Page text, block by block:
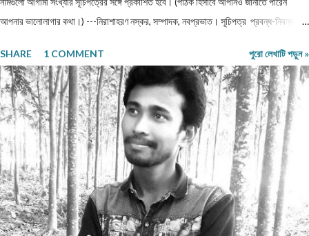
আপনার ভালোলাগার কথা।) ---নিরাশাহরণ নস্কর, সম্পাদক, নবপ্রভাত। সূচিপত্র প্রবন্ধ-নিবন্ধ-
থেকে পতন : অনিক দত্ত ও মানুষের নিঃশ... প্রবন্ধ ।। ধাঙড় ।। মোঃ চাঁন মিয়া ফকির প্রবন্ধ ।।
অন্ধকারের উৎস হতে উৎসারিত আলো ।। কুহেলী... প্রবন্ধ ।। নারীর সম্মান ও অধিকার — অলীক
কল্পনা, না... আন্তর্জাতিক খ্যাতি সম্পন্ন ভাষা বিজ্ঞানী অধ্যাপক প... প্রবন্ধ ।। কবি কৃষ্ণচন্দ্র মজুমদার
।। সুমন বিপ্লব ফিচার ।। চা দিবস ।। অশোক বন্দ্যোপাধ্যায় ফিচার ।। বর্তমান প্রেক্ষাপটে
আন্তর্জাতিক জীববৈচিত্... রম্যনাটিকা ।। পাত্র দেখা ।। সুশীল বন্দ্যোপাধ্যায় ভ্রমণকাহিনি
মাজান্দারান: কাস্পিয়ান সাগরের তীর... ঝরণার গান শুনতে ।। ...
SHARE 1 COMMENT পুরো লেখাটি পড়ুন »